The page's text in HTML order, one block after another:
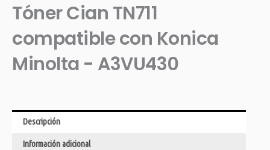
Tóner Cian TN711
compatible con Konica
Minolta - A3VU430
Descripción
Información adicional